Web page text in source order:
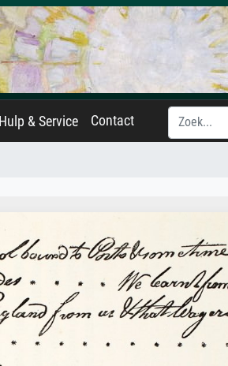
Hulp & Service Contact